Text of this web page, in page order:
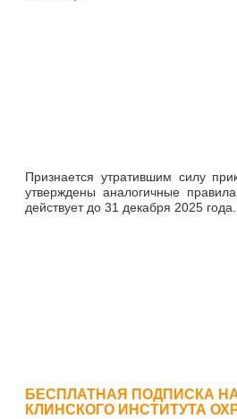
Признается утратившим силу
утверждены аналогичные
действует до 31 декабря 2025 года.
БЕСПЛАТНАЯ ПОДПИСКА
КЛИНСКОГО ИНСТИТУТА